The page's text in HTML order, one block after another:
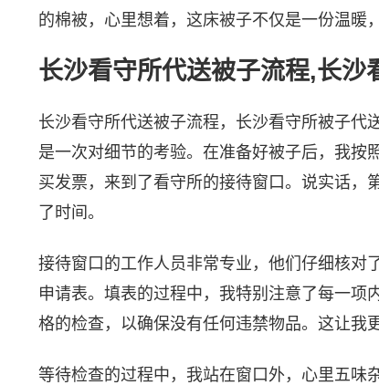
的棉被，心里想着，这床被子不仅是一份温暖
长沙看守所代送被子流程,长
长沙看守所代送被子流程，长沙看守所被子代
是一次对细节的考验。在准备好被子后，我按
买发票，来到了看守所的接待窗口。说实话，
了时间。
接待窗口的工作人员非常专业，他们仔细核对
申请表。填表的过程中，我特别注意了每一项
格的检查，以确保没有任何违禁物品。这让我
等待检查的过程中，我站在窗口外，心里五味